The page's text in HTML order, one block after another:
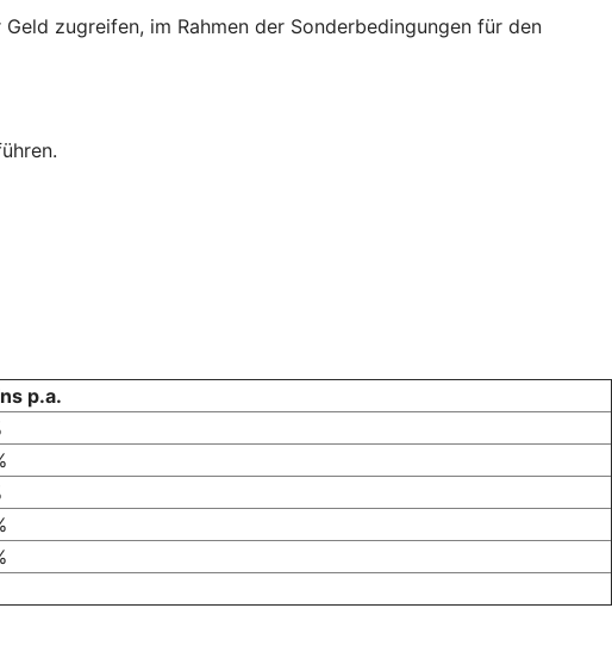
zugreifen, im Rahmen der Sonderbedingungen für den
p.a.